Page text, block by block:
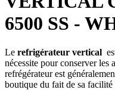
6500 SS -
Le refrigérateur vertical
nécessite pour conserver les
refrégérateur est
boutique du fait de sa facilité